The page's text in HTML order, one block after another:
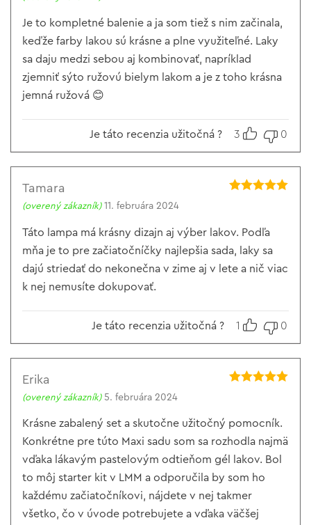
Je to kompletné balenie a ja som tiež s nim začinala,
keďže farby lakou sú krásne a plne využiteľné. Laky
sa daju medzi sebou aj kombinovať, napríklad
zjemniť sýto ružovú bielym lakom a je z toho krásna
jemná ružová 😊
Je táto recenzia užitočná ? 3 0
Tamara
(overený zákazník) 11. februára 2024
Táto lampa má krásny dizajn aj výber lakov. Podľa
mňa je to pre začiatočníčky najlepšia sada, laky sa
dajú striedať do nekonečna v zime aj v lete a nič viac
k nej nemusíte dokupovať.
Je táto recenzia užitočná ? 1 0
Erika
(overený zákazník) 5. februára 2024
Krásne zabalený set a skutočne užitočný pomocník.
Konkrétne pre túto Maxi sadu som sa rozhodla najmä
vďaka lákavým pastelovým odtieňom gél lakov. Bol
to môj starter kit v LMM a odporučila by som ho
každému začiatočníkovi, nájdete v nej takmer
všetko, čo v úvode potrebujete a vďaka väčšej